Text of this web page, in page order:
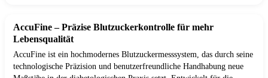
AccuFine – Präzise Blutzuckerkontrolle für mehr
Lebensqualität
AccuFine ist ein hochmodernes Blutzuckermesssystem, das durch seine
technologische Präzision und benutzerfreundliche Handhabung neue